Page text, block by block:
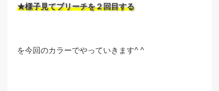
★様子見てブリーチを２回目する
を今回のカラーでやっていきます^ ^